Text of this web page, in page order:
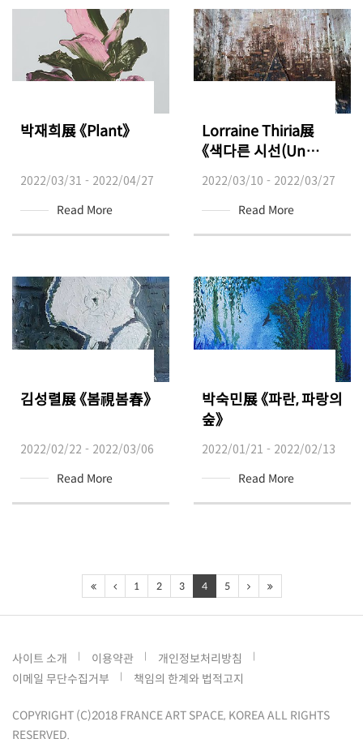
박재희展 《Plant》
2022/03/31 - 2022/04/27
Read More
Lorraine Thiria展
《색다른 시선(Un
Autre Regard)》
2022/03/10 - 2022/03/27
Read More
김성렬展 《봄視봄春》
2022/02/22 - 2022/03/06
Read More
박숙민展 《파란, 파랑의
숲》
2022/01/21 - 2022/02/13
Read More
1 2 3 4 5
사이트 소개 이용약관
개인정보처리방침
이메일 무단수집거부
책임의 한계와 법적고지
COPYRIGHT (C)2018 FRANCE ART SPACE, KOREA ALL RIGHTS
RESERVED.